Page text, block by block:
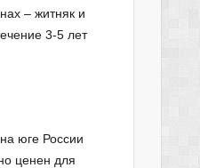
– житняк и
3-5 лет
юге России
ценен для